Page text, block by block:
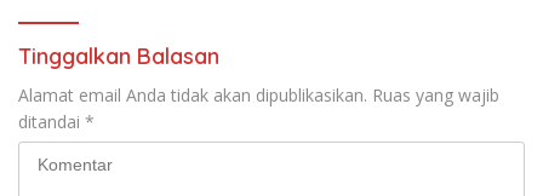
Tinggalkan Balasan
Alamat email Anda tidak akan dipublikasikan. Ruas yang wajib
ditandai *